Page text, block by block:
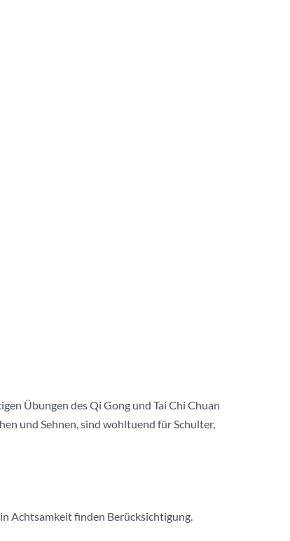
Übungen des Qi Gong und Tai Chi Chuan
und Sehnen, sind wohltuend für Schulter,
Achtsamkeit finden Berücksichtigung.